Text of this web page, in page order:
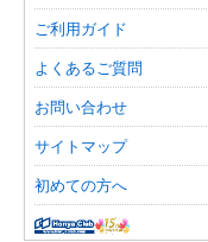
ご利用ガイド
よくあるご質問
お問い合わせ
サイトマップ
初めての方へ